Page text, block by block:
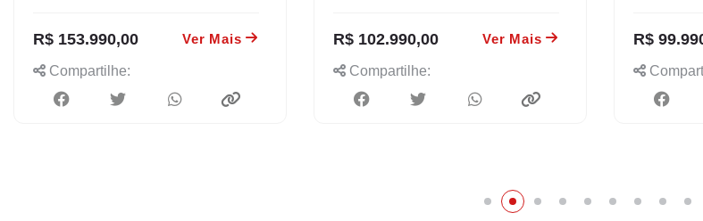
R$ 153.990,00 Ver Mais
Compartilhe:
R$ 102.990,00 Ver Mais
Compartilhe:
R$